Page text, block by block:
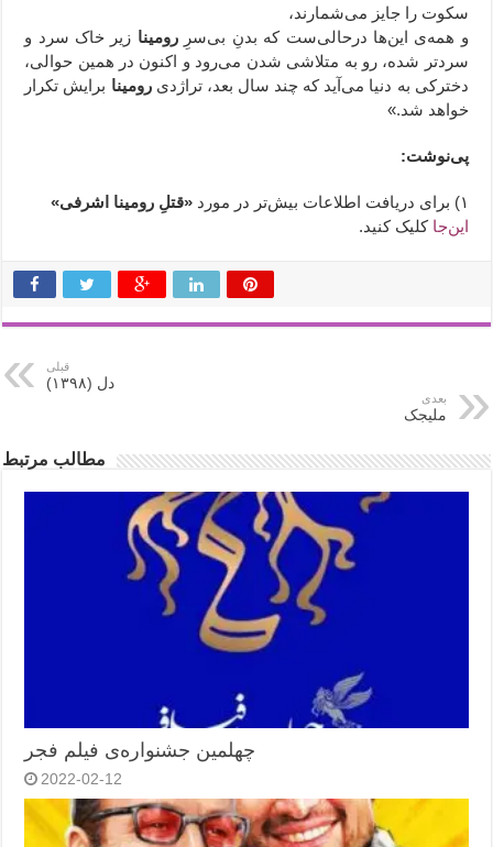
سکوت را جایز می‌شمارند،
و همه‌ی این‌ها درحالی‌ست که بدنِ بی‌سرِرومینا زیر خاک سرد و
سردتر شده، رو به متلاشی شدن می‌رود و اکنون در همین حوالی،
دخترکی به دنیا می‌آید که چند سال بعد، تراژدیرومینا برایش تکرار
خواهد شد.»
پی‌نوشت:
۱) برای دریافت اطلاعات بیش‌تر در مورد
«قتلِ رومینا اشرفی»
این‌جا کلیک کنید.
قبلی
دل (۱۳۹۸)
بعدی
ملیجک
مطالب مرتبط
چهلمین جشنواره‌ی فیلم فجر
2022-02-12